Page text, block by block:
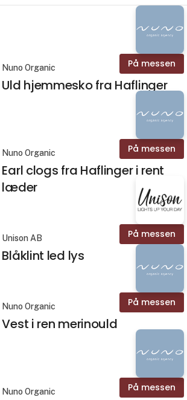
På messen
Nuno Organic
Uld hjemmesko fra Haflinger
På messen
Nuno Organic
Earl clogs fra Haflinger i rent
læder
På messen
Unison AB
Blåklint led lys
På messen
Nuno Organic
Vest i ren merinould
På messen
Nuno Organic